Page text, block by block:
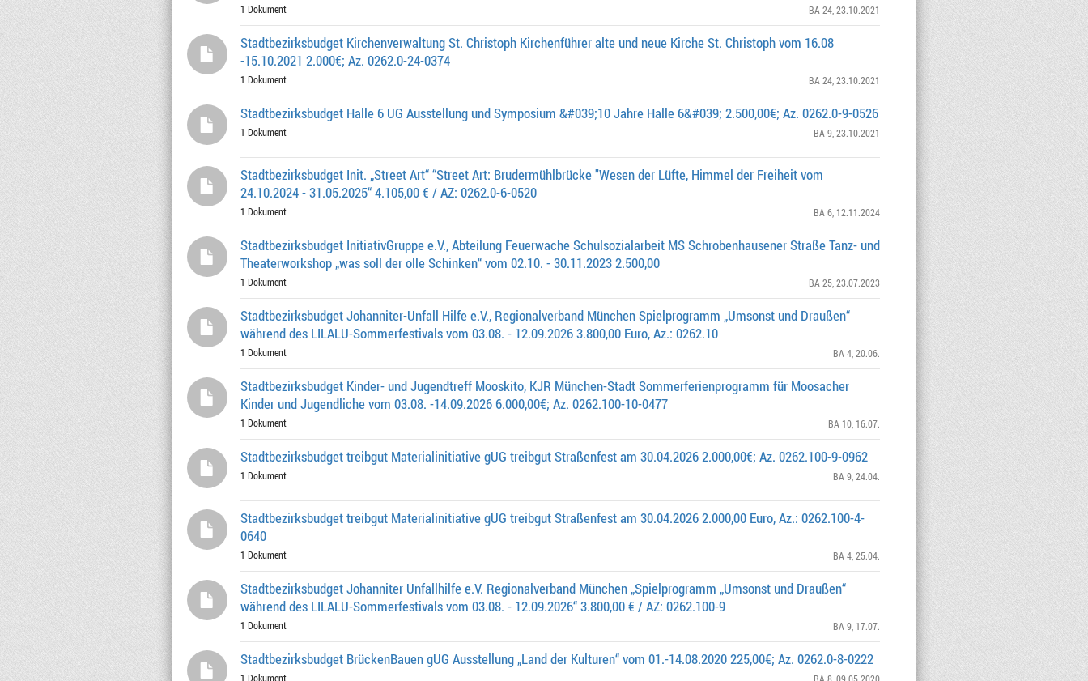
1 Dokument BA 24, 23.10.2021
Stadtbezirksbudget Kirchenverwaltung St. Christoph Kirchenführer alte und neue Kirche St. Christoph vom 16.08
-15.10.2021 2.000€; Az. 0262.0-24-0374
1 Dokument BA 24, 23.10.2021
Stadtbezirksbudget Halle 6 UG Ausstellung und Symposium &#039;10 Jahre Halle 6&#039; 2.500,00€; Az. 0262.0-9-0526
1 Dokument BA 9, 23.10.2021
Stadtbezirksbudget Init. „Street Art“ “Street Art: Brudermühlbrücke "Wesen der Lüfte, Himmel der Freiheit vom
24.10.2024 - 31.05.2025“ 4.105,00 € / AZ: 0262.0-6-0520
1 Dokument BA 6, 12.11.2024
Stadtbezirksbudget InitiativGruppe e.V., Abteilung Feuerwache Schulsozialarbeit MS Schrobenhausener Straße Tanz- und
Theaterworkshop „was soll der olle Schinken“ vom 02.10. - 30.11.2023 2.500,00
1 Dokument BA 25, 23.07.2023
Stadtbezirksbudget Johanniter-Unfall Hilfe e.V., Regionalverband München Spielprogramm „Umsonst und Draußen“
während des LILALU-Sommerfestivals vom 03.08. - 12.09.2026 3.800,00 Euro, Az.: 0262.10
1 Dokument BA 4, 20.06.
Stadtbezirksbudget Kinder- und Jugendtreff Mooskito, KJR München-Stadt Sommerferienprogramm für Moosacher
Kinder und Jugendliche vom 03.08. -14.09.2026 6.000,00€; Az. 0262.100-10-0477
1 Dokument BA 10, 16.07.
Stadtbezirksbudget treibgut Materialinitiative gUG treibgut Straßenfest am 30.04.2026 2.000,00€; Az. 0262.100-9-0962
1 Dokument BA 9, 24.04.
Stadtbezirksbudget treibgut Materialinitiative gUG treibgut Straßenfest am 30.04.2026 2.000,00 Euro, Az.: 0262.100-4-
0640
1 Dokument BA 4, 25.04.
Stadtbezirksbudget Johanniter Unfallhilfe e.V. Regionalverband München „Spielprogramm „Umsonst und Draußen“
während des LILALU-Sommerfestivals vom 03.08. - 12.09.2026“ 3.800,00 € / AZ: 0262.100-9
1 Dokument BA 9, 17.07.
Stadtbezirksbudget BrückenBauen gUG Ausstellung „Land der Kulturen“ vom 01.-14.08.2020 225,00€; Az. 0262.0-8-0222
1 Dokument